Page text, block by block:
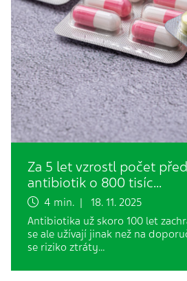
Za 5 let vzrostl počet
antibiotik o 800 tisíc…
4 min. | 18. 11. 2025
Antibiotika už skoro 100 let
se ale užívají jinak než na
se riziko ztráty…